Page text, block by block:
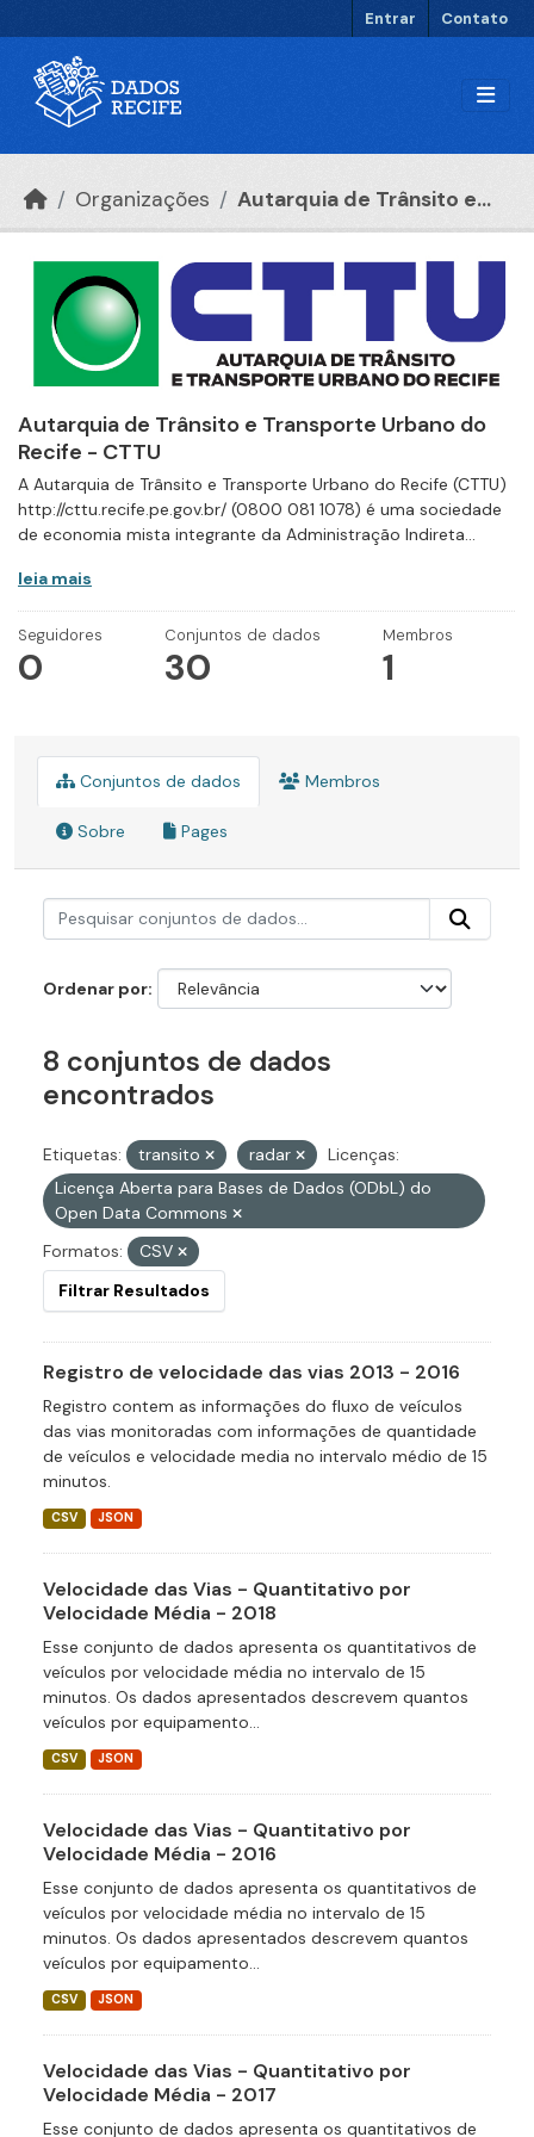
Entrar Contato
Organizações Autarquia de Trânsito e...
Autarquia de Trânsito e Transporte Urbano do
Recife - CTTU
A Autarquia de Trânsito e Transporte Urbano do Recife (CTTU)
http://cttu.recife.pe.gov.br/ (0800 081 1078) é uma sociedade
de economia mista integrante da Administração Indireta...
leia mais
Seguidores
0
Conjuntos de dados
30
Membros
1
Conjuntos de dados Membros
Sobre Pages
Ordenar por
8 conjuntos de dados
encontrados
Etiquetas: transito radar
Licenças:
Licença Aberta para Bases de Dados (ODbL) do
Open Data Commons
Formatos:
CSV
Filtrar Resultados
Registro de velocidade das vias 2013 - 2016
Registro contem as informações do fluxo de veículos
das vias monitoradas com informações de quantidade
de veículos e velocidade media no intervalo médio de 15
minutos.
CSV JSON
Velocidade das Vias - Quantitativo por
Velocidade Média - 2018
Esse conjunto de dados apresenta os quantitativos de
veículos por velocidade média no intervalo de 15
minutos. Os dados apresentados descrevem quantos
veículos por equipamento...
CSV JSON
Velocidade das Vias - Quantitativo por
Velocidade Média - 2016
Esse conjunto de dados apresenta os quantitativos de
veículos por velocidade média no intervalo de 15
minutos. Os dados apresentados descrevem quantos
veículos por equipamento...
CSV JSON
Velocidade das Vias - Quantitativo por
Velocidade Média - 2017
Esse conjunto de dados apresenta os quantitativos de